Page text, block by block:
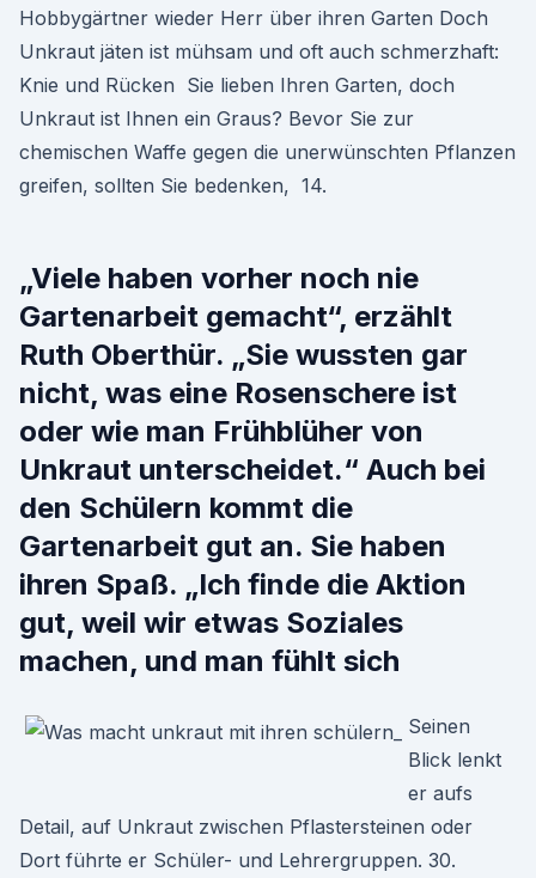
Hobbygärtner wieder Herr über ihren Garten Doch
Unkraut jäten ist mühsam und oft auch schmerzhaft:
Knie und Rücken Sie lieben Ihren Garten, doch
Unkraut ist Ihnen ein Graus? Bevor Sie zur
chemischen Waffe gegen die unerwünschten Pflanzen
greifen, sollten Sie bedenken, 14.
„Viele haben vorher noch nie
Gartenarbeit gemacht“, erzählt
Ruth Oberthür. „Sie wussten gar
nicht, was eine Rosenschere ist
oder wie man Frühblüher von
Unkraut unterscheidet.“ Auch bei
den Schülern kommt die
Gartenarbeit gut an. Sie haben
ihren Spaß. „Ich finde die Aktion
gut, weil wir etwas Soziales
machen, und man fühlt sich
Seinen
Blick lenkt
er aufs
Detail, auf Unkraut zwischen Pflastersteinen oder
Dort führte er Schüler- und Lehrergruppen. 30.